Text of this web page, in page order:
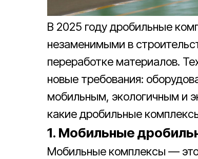
В 2025 году дробильные
незаменимыми в
переработке материалов.
новые требования:
мобильным, экологичным и
какие дробильные
1. Мобильные
Мобильные комплексы —